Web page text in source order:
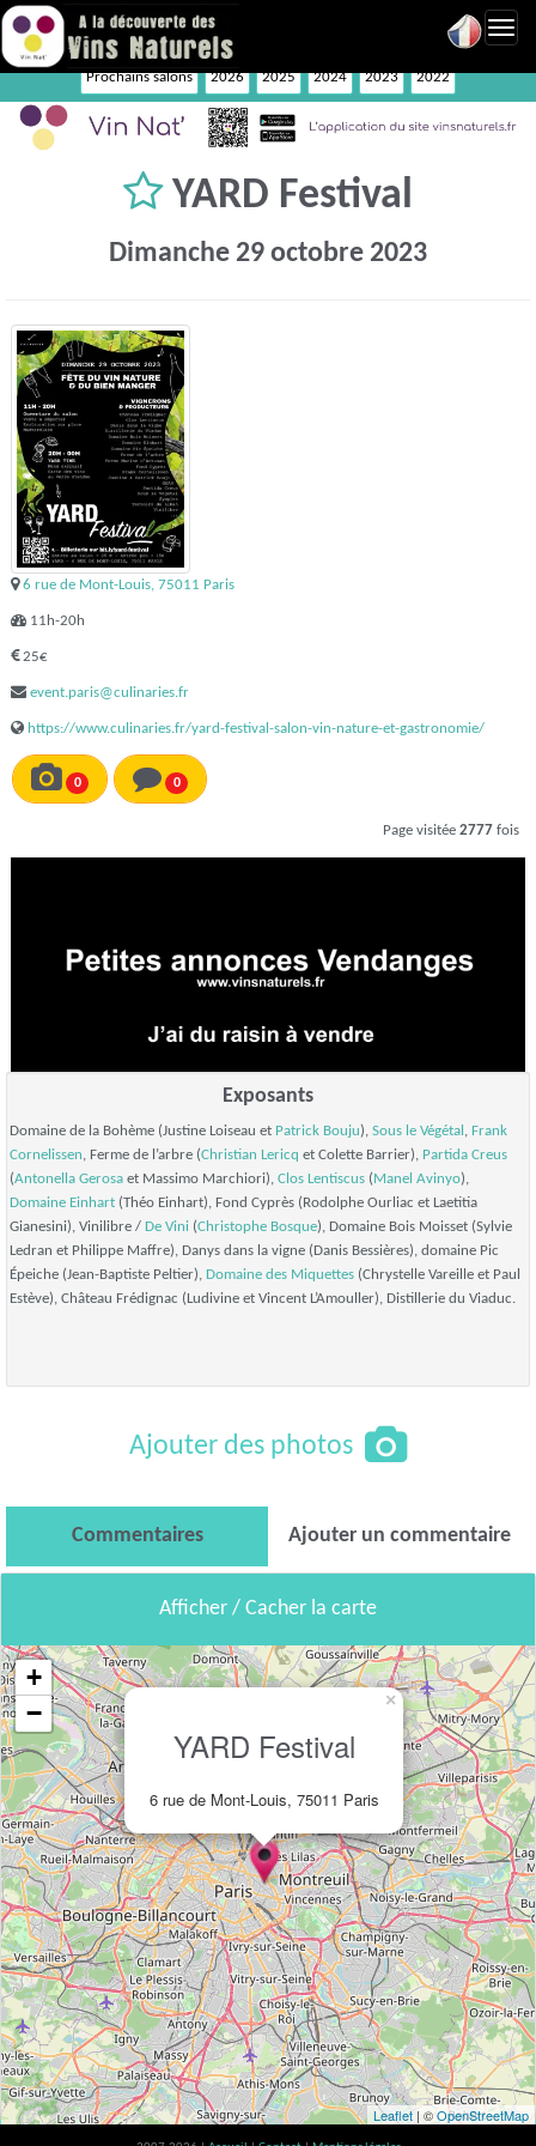
Prochains salons 2026 2025 2024 2023 2022
YARD Festival
Dimanche 29 octobre 2023
6 rue de Mont-Louis, 75011 Paris
11h-20h
25€
event.paris@culinaries.fr
https://www.culinaries.fr/yard-festival-salon-vin-nature-et-gastronomie/
0 0
Page visitée 2777 fois
Exposants
Domaine de la Bohème (Justine Loiseau et Patrick Bouju), Sous le Végétal , Frank
Cornelissen, Ferme de l’arbre (Christian Lericq et Colette Barrier), Partida Creus
(Antonella Gerosa et Massimo Marchiori), Clos Lentiscus ( Manel Avinyo),
Domaine Einhart (Théo Einhart), Fond Cyprès (Rodolphe Ourliac et Laetitia
Gianesini), Vinilibre / De Vini (Christophe Bosque), Domaine Bois Moisset (Sylvie
Ledran et Philippe Maffre), Danys dans la vigne (Danis Bessières), domaine Pic
Épeiche (Jean-Baptiste Peltier), Domaine des Miquettes (Chrystelle Vareille et Paul
Estève), Château Frédignac (Ludivine et Vincent L’Amouller), Distillerie du Viaduc.
Ajouter des photos
Commentaires Ajouter un commentaire
Afficher / Cacher la carte
YARD Festival
6 rue de Mont-Louis, 75011 Paris
×
+
−
Leaflet | ©OpenStreetMap